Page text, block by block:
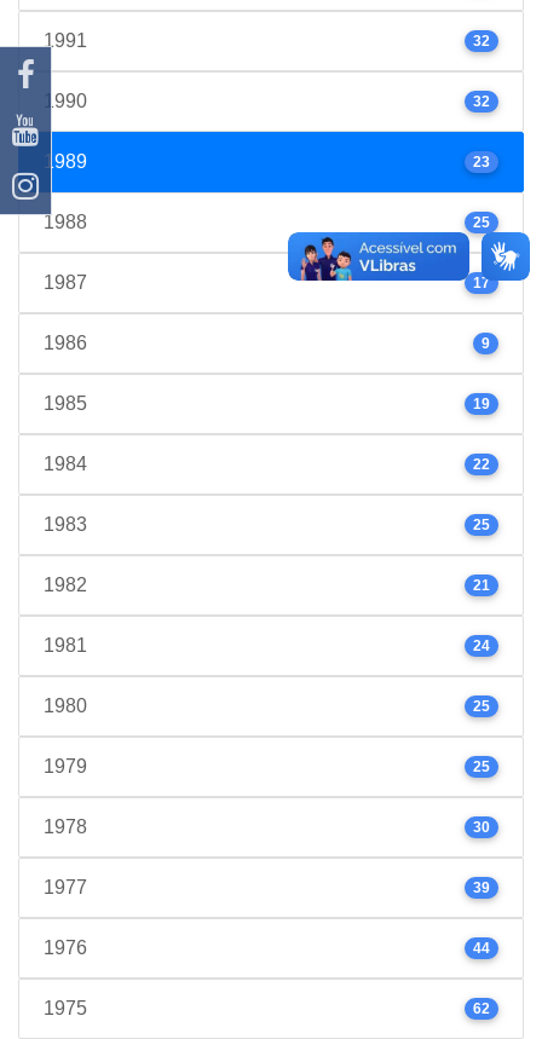
1991 32
1990 32
1989 23
1988 25
1987 17
1986 9
1985 19
1984 22
1983 25
1982 21
1981 24
1980 25
1979 25
1978 30
1977 39
1976 44
1975 62